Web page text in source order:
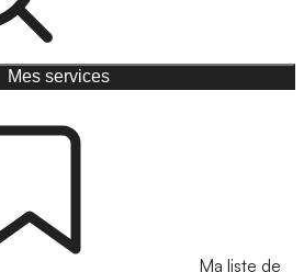
Mes services
Ma liste de